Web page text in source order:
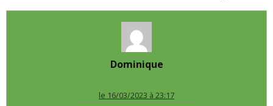
Dominique
le 16/03/2023 à 23:17